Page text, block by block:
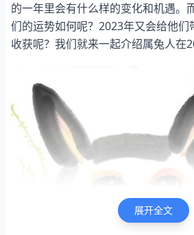
的一年里会有什么样的变化和机遇。
们的运势如何呢？2023年又会给他们
收获呢？我们就来一起介绍属兔人在
展开全文